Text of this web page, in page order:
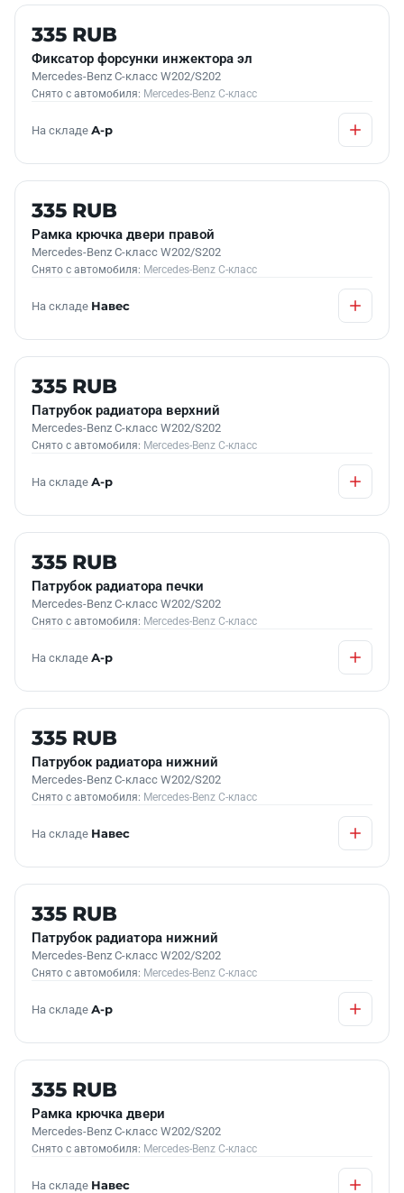
Б/У В НАЛИЧИИ
335 RUB
Фиксатор форсунки инжектора эл
Mercedes-Benz C-класс W202/S202
Снято с автомобиля: Mercedes-Benz C-класс
На складе А-р
Б/У В НАЛИЧИИ
335 RUB
Рамка крючка двери правой
Mercedes-Benz C-класс W202/S202
Снято с автомобиля: Mercedes-Benz C-класс
На складе Навес
Б/У В НАЛИЧИИ
335 RUB
Патрубок радиатора верхний
Mercedes-Benz C-класс W202/S202
Снято с автомобиля: Mercedes-Benz C-класс
На складе А-р
Б/У В НАЛИЧИИ
335 RUB
Патрубок радиатора печки
Mercedes-Benz C-класс W202/S202
Снято с автомобиля: Mercedes-Benz C-класс
На складе А-р
Б/У В НАЛИЧИИ
335 RUB
Патрубок радиатора нижний
Mercedes-Benz C-класс W202/S202
Снято с автомобиля: Mercedes-Benz C-класс
На складе Навес
Б/У В НАЛИЧИИ
335 RUB
Патрубок радиатора нижний
Mercedes-Benz C-класс W202/S202
Снято с автомобиля: Mercedes-Benz C-класс
На складе А-р
Б/У В НАЛИЧИИ
335 RUB
Рамка крючка двери
Mercedes-Benz C-класс W202/S202
Снято с автомобиля: Mercedes-Benz C-класс
На складе Навес